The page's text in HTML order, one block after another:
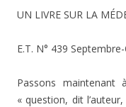
UN LIVRE SUR LA
E.T. N° 439
Passons
« question, dit